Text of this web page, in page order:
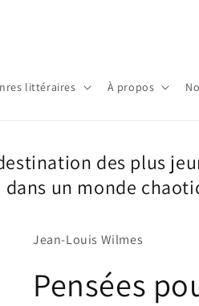
littéraires À propos
des plus
un monde
Jean-Louis Wilmes
Pensées